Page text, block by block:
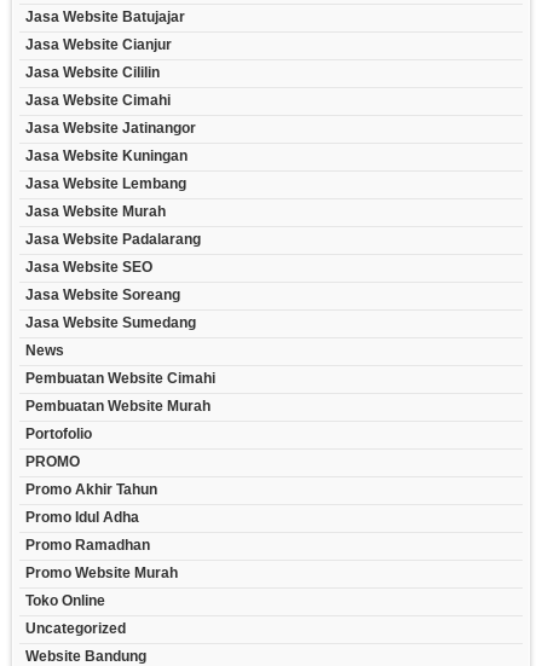
Jasa Website Batujajar
Jasa Website Cianjur
Jasa Website Cililin
Jasa Website Cimahi
Jasa Website Jatinangor
Jasa Website Kuningan
Jasa Website Lembang
Jasa Website Murah
Jasa Website Padalarang
Jasa Website SEO
Jasa Website Soreang
Jasa Website Sumedang
News
Pembuatan Website Cimahi
Pembuatan Website Murah
Portofolio
PROMO
Promo Akhir Tahun
Promo Idul Adha
Promo Ramadhan
Promo Website Murah
Toko Online
Uncategorized
Website Bandung